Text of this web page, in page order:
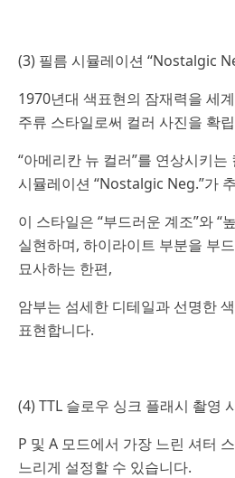
(3) 필름 시뮬레이션 “Nostalgic
1970년대 색표현의 잠재력을 세
주류 스타일로써 컬러 사진을 확
“아메리칸 뉴 컬러”를 연상시키
시뮬레이션 “Nostalgic Neg.”가
이 스타일은 “부드러운 계조”와 “
실현하며, 하이라이트 부분을 부
묘사하는 한편,
암부는 섬세한 디테일과 선명한
표현합니다.
(4) TTL 슬로우 싱크 플래시 촬영
P 및 A 모드에서 가장 느린 셔터
느리게 설정할 수 있습니다.